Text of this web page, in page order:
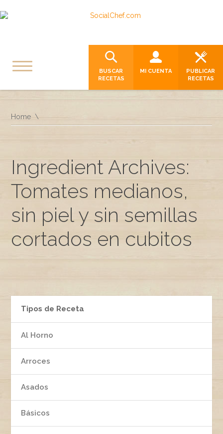
BUSCAR
RECETAS
MI CUENTA
PUBLICAR
RECETAS
Home
Ingredient Archives:
Tomates medianos,
sin piel y sin semillas
cortados en cubitos
Tipos de Receta
Al Horno
Arroces
Asados
Básicos